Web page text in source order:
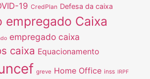
19 CredPlan Defesa da caixa
empregado Caixa
empregado caixa
caixa Equacionamento
greve Home Office inss IRPF